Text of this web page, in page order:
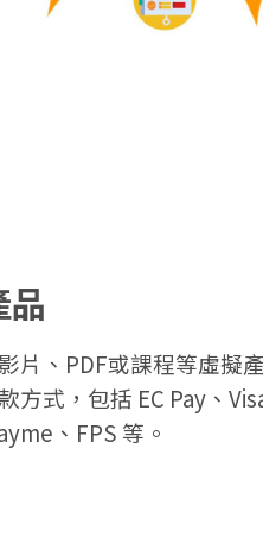
品
片、PDF或課程等虛擬
方式，包括 EC Pay、
、FPS 等。